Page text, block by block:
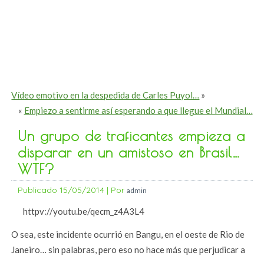
Vídeo emotivo en la despedida de Carles Puyol… »
« Empiezo a sentirme así esperando a que llegue el Mundial…
Un grupo de traficantes empieza a
disparar en un amistoso en Brasil…
WTF?
Publicado 15/05/2014 | Por admin
httpv://youtu.be/qecm_z4A3L4
O sea, este incidente ocurrió en Bangu, en el oeste de Rio de
Janeiro… sin palabras, pero eso no hace más que perjudicar a